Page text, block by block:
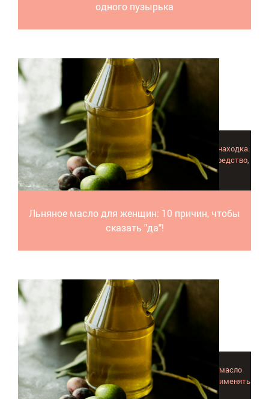
одного пузырька
Льняное масло для женщин: 10 причин, чтобы
сказать "да"!
Драгоценное льняное масло для женщин – подлинная находка.
Это универсальное косметическое и лекарственное средство,
сверхполезное для здоровья и красоты.
Интересная информация о том, как использовалось масло
сандала в прошлом и как и где его можно с успехом применять
сейчас.